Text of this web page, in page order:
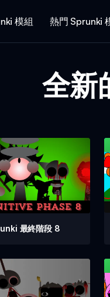
模組 熱門 Sprunki
全新
最終階段 8